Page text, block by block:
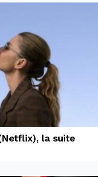
la suite